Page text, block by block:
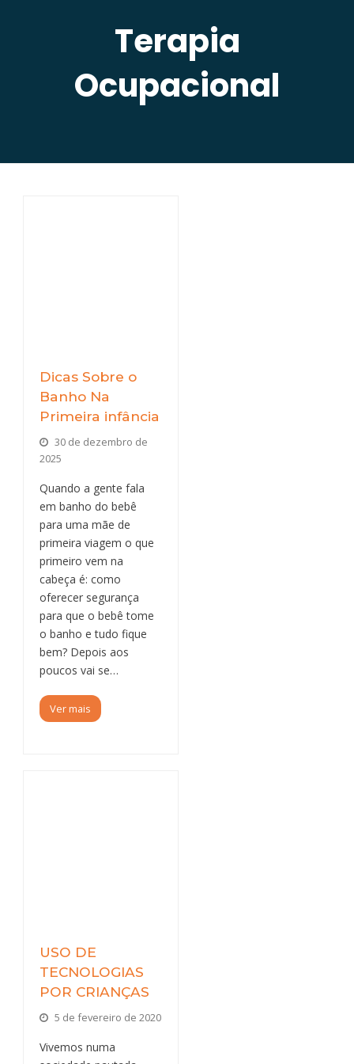
Terapia
Ocupacional
Dicas Sobre o
Banho Na
Primeira infância
30 de dezembro de
2025
Quando a gente fala
em banho do bebê
para uma mãe de
primeira viagem o que
primeiro vem na
cabeça é: como
oferecer segurança
para que o bebê tome
o banho e tudo fique
bem? Depois aos
poucos vai se…
Ver mais
USO DE
TECNOLOGIAS
POR CRIANÇAS
5 de fevereiro de 2020
Vivemos numa